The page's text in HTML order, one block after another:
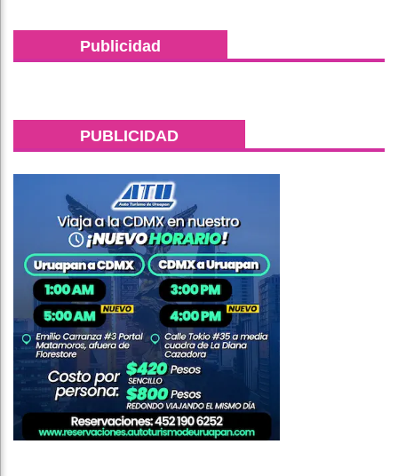
Publicidad
PUBLICIDAD